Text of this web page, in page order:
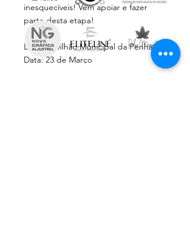
inesquecíveis! Vem apoiar e fazer
parte desta etapa!
Local: Pavilhão Municipal da Penha
Data: 23 de Março